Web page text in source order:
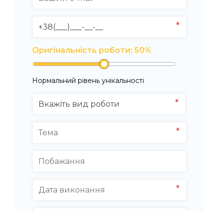
Оригінальність роботи: 50%
Нормальний рівень унікальності